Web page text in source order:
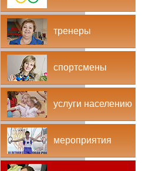
тренеры
спортсмены
услуги населению
мероприятия